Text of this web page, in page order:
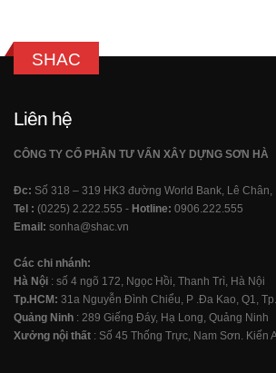
SHAC
Liên hệ
CÔNG TY CỔ PHẦN TƯ VẤN XÂY DỰNG SƠN HÀ
Đc: Số 318 – 319 HK3 đường World Bank, Lê Chân,
Tel : (0225) 2.222.555 - Hotline: 0906.222.555
Email: sonha@shac.vn
Các chi nhánh:
Hà Nội : số 4 ngõ 172, Ngọc Hồi, Thanh Trì, Hà Nội
Tp.HCM: 31a Nguyễn Đình Chiểu, P .Đa Kao, Q1,
Quảng Ninh : 289 Giếng Đáy, Hạ Long, Quảng Ninh
Xưởng nội thất : Số 45 Thống Trực, Nam Sơn. Kiến